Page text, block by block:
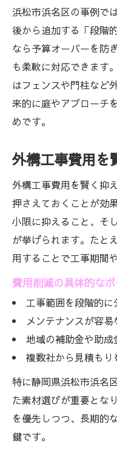
浜松市浜名区の事例で
後から追加する「段階
なら予算オーバーを防
も柔軟に対応できます
はフェンスや門柱など
来的に庭やアプローチ
めです。
外構工事費用を
外構工事費用を賢く抑
押さえておくことが効
小限に抑えること、そ
が挙げられます。たと
用することで工事期間
費用削減の具体的な
工事範囲を段階的に
メンテナンスが容
地域の補助金や助成
複数社から見積もり
特に静岡県浜松市浜名
た素材選びが重要とな
を優先しつつ、長期的
鍵です。